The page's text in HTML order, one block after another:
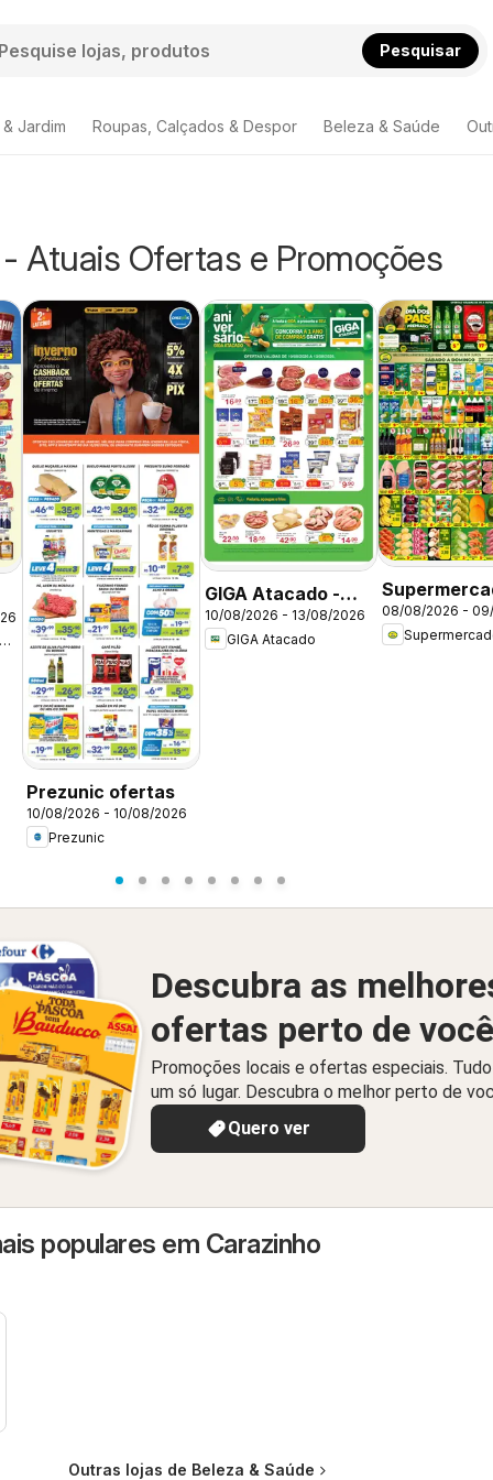
Pesquisar
Jardim Roupas, Calçados & Despor Beleza & Saúde
Atuais Ofertas e Promoções
Violeta Supermercados
Prezunic ofertas
10/08/2026 - 10/08/2026
Prezunic
GIGA Atacado -
Ofertas da
semana
10/08/2026 - 13/08/2026
GIGA Atacado
Padrão -
da semana
08/08/2026 -
Descubra as
ofertas perto de você
Promoções locais e ofertas especiais.
um só lugar. Descubra o melhor perto de
Quero ver
populares em Carazinho
Outras lojas de Beleza & Saúde